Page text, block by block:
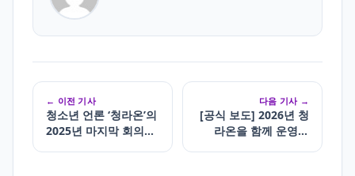
← 이전 기사
청소년 언론 ‘청라온’의
2025년 마지막 회의에
다음 기사 →
[공식 보도] 2026년 청
라온을 함께 운영할